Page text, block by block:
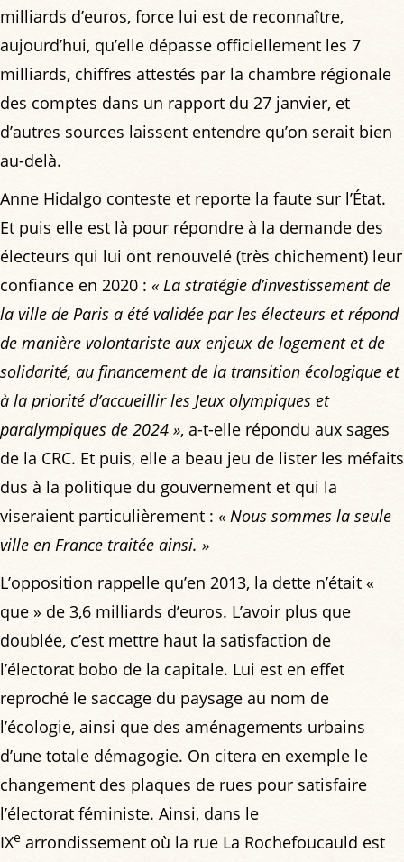
milliards d’euros, force lui est de reconnaître,
aujourd’hui, qu’elle dépasse officiellement les 7
milliards, chiffres attestés par la chambre régionale
des comptes dans un rapport du 27 janvier, et
d’autres sources laissent entendre qu’on serait bien
au-delà.
Anne Hidalgo conteste et reporte la faute sur l’État.
Et puis elle est là pour répondre à la demande des
électeurs qui lui ont renouvelé (très chichement) leur
confiance en 2020 : « La stratégie d’investissement de
la ville de Paris a été validée par les électeurs et répond
de manière volontariste aux enjeux de logement et de
solidarité, au financement de la transition écologique et
à la priorité d’accueillir les Jeux olympiques et
paralympiques de 2024 », a-t-elle répondu aux sages
de la CRC. Et puis, elle a beau jeu de lister les méfaits
dus à la politique du gouvernement et qui la
viseraient particulièrement : « Nous sommes la seule
ville en France traitée ainsi. »
L’opposition rappelle qu’en 2013, la dette n’était «
que » de 3,6 milliards d’euros. L’avoir plus que
doublée, c’est mettre haut la satisfaction de
l’électorat bobo de la capitale. Lui est en effet
reproché le saccage du paysage au nom de
l’écologie, ainsi que des aménagements urbains
d’une totale démagogie. On citera en exemple le
changement des plaques de rues pour satisfaire
l’électorat féministe. Ainsi, dans le
IXe arrondissement où la rue La Rochefoucauld est